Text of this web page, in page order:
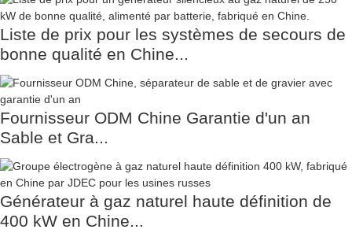
Liste de prix pour les systèmes de secours de
bonne qualité en Chine...
Fournisseur ODM Chine Garantie d'un an
Sable et Gra...
Générateur à gaz naturel haute définition de
400 kW en Chine...